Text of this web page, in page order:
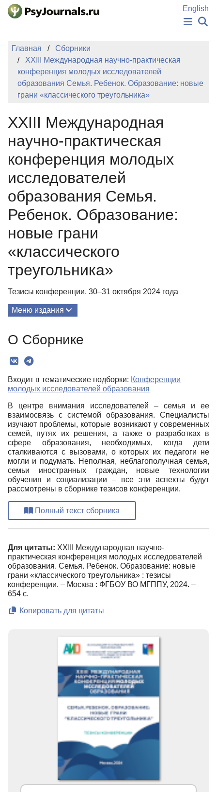
Перейти к основному содержанию
English
НОВОСТИ
АВТОРЫ
ПОДАТЬ РУКОПИСЬ
БАЗА ЗНАНИЙ
КЛЮЧЕВЫЕ СЛОВА
Главная
Сборники
XXIII Международная научно-практическая
конференция молодых исследователей
образования Семья. Ребенок. Образование: новые
грани «классического треугольника»
XXIII Международная
научно-практическая
конференция молодых
исследователей
образования Семья.
Ребенок. Образование:
новые грани
«классического
треугольника»
Тезисы конференции. 30–31 октября 2024 года
Меню издания
Редколлегия
Текст
О Сборнике
Входит в тематические подборки: Конференции
молодых исследователей образования
В центре внимания исследователей – семья и ее
взаимосвязь с системой образования. Специалисты
изучают проблемы, которые возникают у современных
семей, путях их решения, а также о разработках в
сфере образования, необходимых, когда дети
сталкиваются с вызовами, о которых их педагоги не
могли и подумать. Неполная, неблагополучная семья,
семьи иностранных граждан, новые технологии
обучения и социализации – все эти аспекты будут
рассмотрены в сборнике тезисов конференции.
Полный текст сборника
Для цитаты: XXIII Международная научно-
практическая конференция молодых исследователей
образования. Семья. Ребенок. Образование: новые
грани «классического треугольника» : тезисы
конференции. – Москва : ФГБОУ ВО МГППУ, 2024. –
654 с.
Копировать для цитаты